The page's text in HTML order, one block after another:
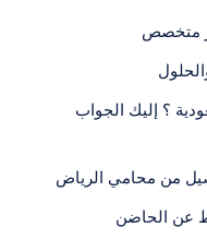
متخصص
؟ إليك الجواب
من محامي الرياض
عن الحاضن